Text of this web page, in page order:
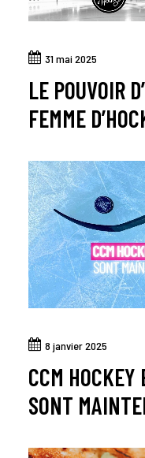
31 mai 2025
LE POUVOIR
FEMME
8 janvier 2025
CCM HOCKEY
SONT